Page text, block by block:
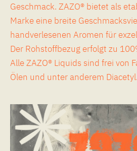
Geschmack. ZAZO® bietet als
Marke eine breite
handverlesenen Aromen für
Der Rohstoffbezug erfolgt zu
Alle ZAZO® Liquids sind frei von
Ölen und unter anderem Diacetyl.